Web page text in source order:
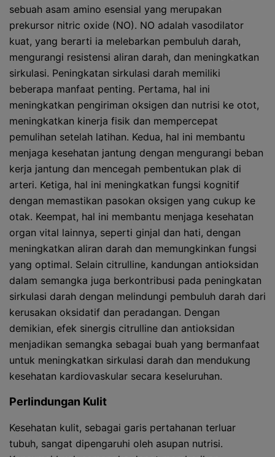
sebuah asam amino esensial yang merupakan
prekursor nitric oxide (NO). NO adalah vasodilator
kuat, yang berarti ia melebarkan pembuluh darah,
mengurangi resistensi aliran darah, dan meningkatkan
sirkulasi. Peningkatan sirkulasi darah memiliki
beberapa manfaat penting. Pertama, hal ini
meningkatkan pengiriman oksigen dan nutrisi ke otot,
meningkatkan kinerja fisik dan mempercepat
pemulihan setelah latihan. Kedua, hal ini membantu
menjaga kesehatan jantung dengan mengurangi beban
kerja jantung dan mencegah pembentukan plak di
arteri. Ketiga, hal ini meningkatkan fungsi kognitif
dengan memastikan pasokan oksigen yang cukup ke
otak. Keempat, hal ini membantu menjaga kesehatan
organ vital lainnya, seperti ginjal dan hati, dengan
meningkatkan aliran darah dan memungkinkan fungsi
yang optimal. Selain citrulline, kandungan antioksidan
dalam semangka juga berkontribusi pada peningkatan
sirkulasi darah dengan melindungi pembuluh darah dari
kerusakan oksidatif dan peradangan. Dengan
demikian, efek sinergis citrulline dan antioksidan
menjadikan semangka sebagai buah yang bermanfaat
untuk meningkatkan sirkulasi darah dan mendukung
kesehatan kardiovaskular secara keseluruhan.
Perlindungan Kulit
Kesehatan kulit, sebagai garis pertahanan terluar
tubuh, sangat dipengaruhi oleh asupan nutrisi.